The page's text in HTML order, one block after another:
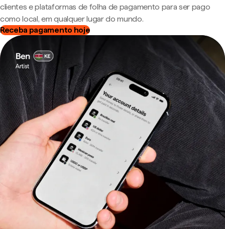
clientes e plataformas de folha de pagamento para ser pago
como local, em qualquer lugar do mundo.
Receba pagamento hoje